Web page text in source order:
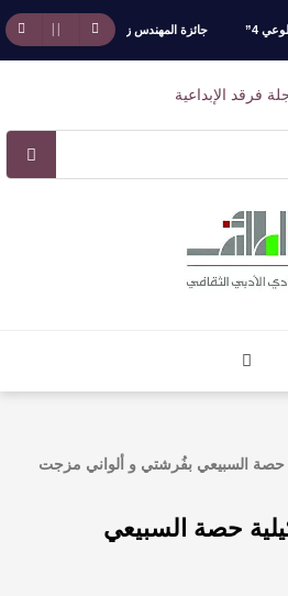
4” جائزة المهندس زياد الزهراني للتفوق العلمي
: ( على كف رتويت ) للدكتورة زينب الخضيري
حصة السبيعي بفُرشتي و ألواني مزجت
حصة السبيعي